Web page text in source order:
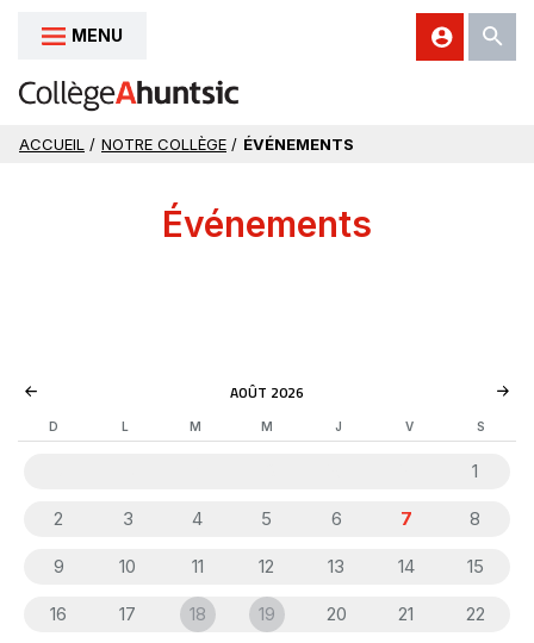
Aller au contenu
MENU
ACCUEIL / NOTRE COLLÈGE / ÉVÉNEMENTS
Événements
AOÛT 2026
D L M M J V S
1
2 3 4 5 6 7 8
9 10 11 12 13 14 15
16 17 18 19 20 21 22